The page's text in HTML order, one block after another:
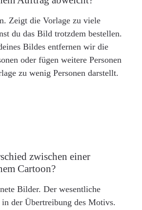
Zeigt die Vorlage zu viele
du das Bild trotzdem bestellen.
Bildes entfernen wir die
oder fügen weitere Personen
zu wenig Personen darstellt.
zwischen einer
Cartoon?
Bilder. Der wesentliche
in der Übertreibung des Motivs.